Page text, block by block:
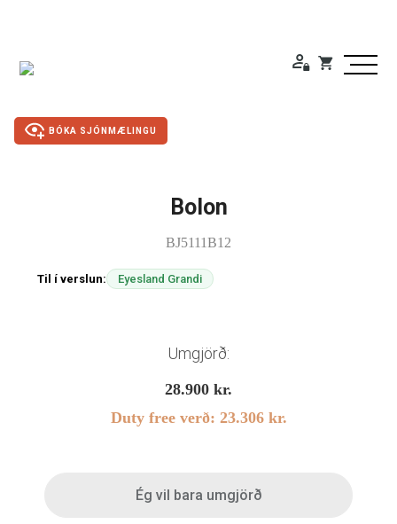
Hálfsmánaðarlinsur
Augnmeðferðir
BÓKA SJÓNMÆLINGU
Bolon
BJ5111B12
Til í verslun: Eyesland Grandi
Umgjörð:
28.900 kr.
Duty free verð: 23.306 kr.
Ég vil bara umgjörð